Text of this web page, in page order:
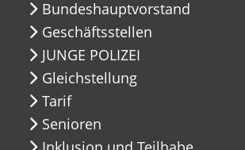
Bundeshauptvorstand
Geschäftsstellen
JUNGE POLIZEI
Gleichstellung
Tarif
Senioren